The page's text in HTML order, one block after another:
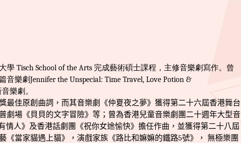
學 Tisch School of the Arts 完成藝術碩士課程，主修音樂劇寫作。曾
音樂劇Jennifer the Unspecial: Time Travel, Love Potion &
樂劇。
最佳原創曲詞，而其音樂劇《仲夏夜之夢》獲得第二十六屆香港舞台
劇場《貝貝的文字冒險》等；曾為香港兒童音樂劇團二十週年大型音
情人》及香港話劇團《祝你女途愉快》擔任作曲，並獲得第二十八屆
《當家貓遇上貓》，演戲家族《路比和嫲嫲的鐵路5號》， 無極樂團